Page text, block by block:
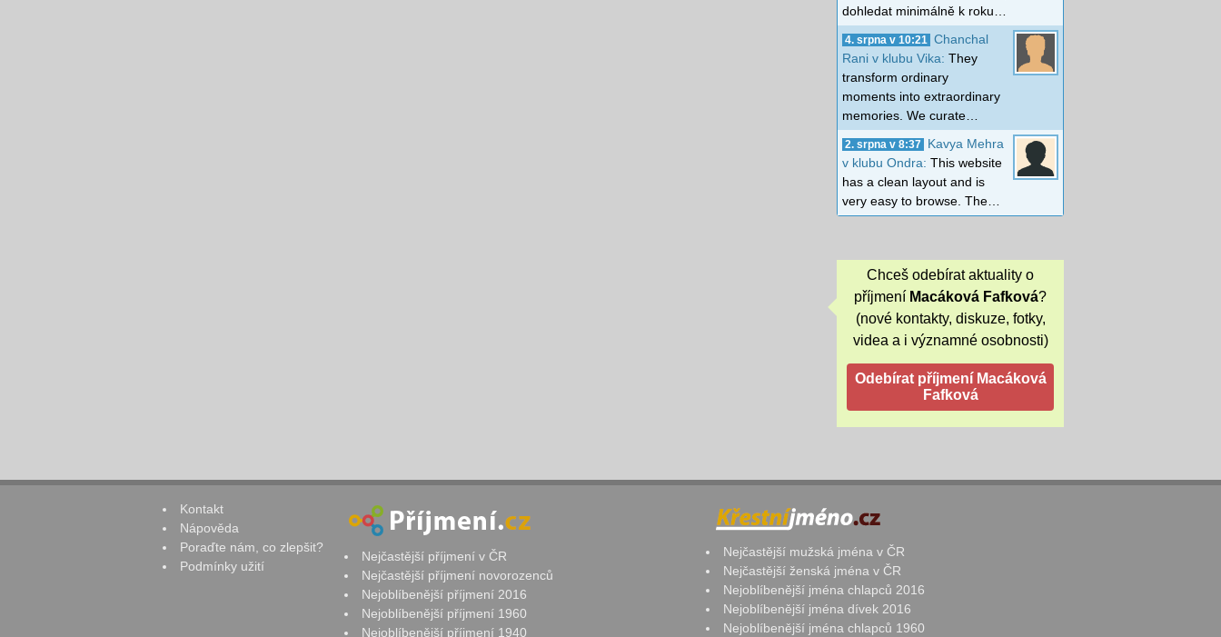
dohledat minimálně k roku…
4. srpna v 10:21
Chanchal
Rani v klubu Vika: They
transform ordinary
moments into extraordinary
memories. We curate…
2. srpna v 8:37
Kavya Mehra
v klubu Ondra: This website
has a clean layout and is
very easy to browse. The…
Chceš odebírat aktuality o
příjmení Macáková Fafková?
(nové kontakty, diskuze, fotky,
videa a i významné osobnosti)
Kontakt
Nápověda
Poraďte nám, co zlepšit?
Podmínky užití
Nejčastější příjmení v ČR
Nejčastější příjmení novorozenců
Nejoblíbenější příjmení 2016
Nejoblíbenější příjmení 1960
Nejoblíbenější příjmení 1940
Nejčastější mužská jména v ČR
Nejčastější ženská jména v ČR
Nejoblíbenější jména chlapců 2016
Nejoblíbenější jména dívek 2016
Nejoblíbenější jména chlapců 1960